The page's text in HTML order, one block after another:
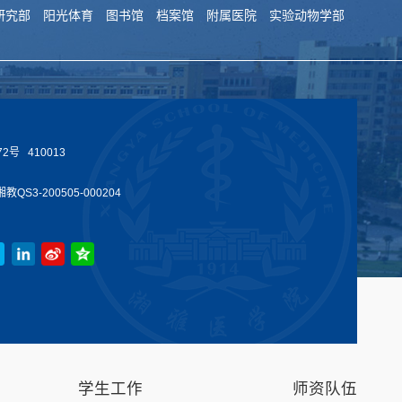
究部 阳光体育 图书馆 档案馆 附属医院 实验动物学部
号 410013
教QS3-200505-000204
学生工作 师资队伍